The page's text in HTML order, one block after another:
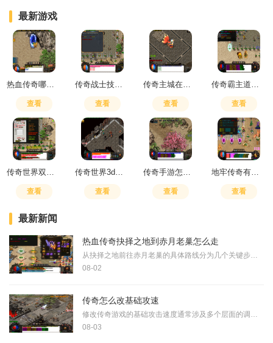
最新游戏
热血传奇哪些地图有商店
查看
传奇战士技能毒地丁怎么打的
查看
传奇主城在哪里
查看
传奇霸主道士攻略
查看
传奇世界双战组合融合怎么弄
查看
传奇世界3d屠魔山谷攻略大全
查看
传奇手游怎么提升伤害上限的
查看
地牢传奇有多少层
查看
最新新闻
热血传奇抉择之地到赤月老巢怎么走
从抉择之地前往赤月老巢的具体路线分为几个关键步骤。进入抉择之地后，首先需要寻找通向山谷密道的入口。抉择之地共有三个入口，玩家需留意上方入口通往赤月峡谷东长廊，而下
08-02
传奇怎么改基础攻速
修改传奇游戏的基础攻击速度通常涉及多个层面的调整，包括游戏本身的参数设定以及玩家通过游戏内常规途径对角色属性的提升。从游戏开发的角度看，基础攻速的设定通常由开发者
08-03